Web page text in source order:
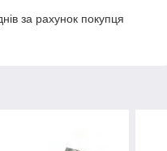
за рахунок покупця